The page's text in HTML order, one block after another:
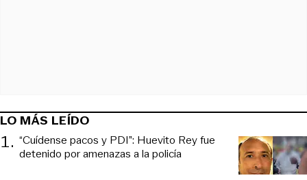
LO MÁS LEÍDO
1. “Cuídense pacos y PDI”: Huevito Rey fue
detenido por amenazas a la policía